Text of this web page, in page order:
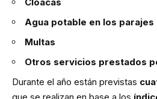
Cloacas
Agua potable en los parajes
Multas
Otros servicios prestados
Durante el año están previstas